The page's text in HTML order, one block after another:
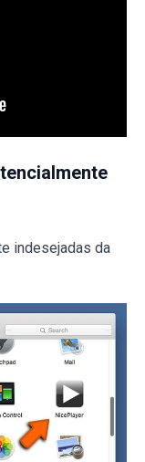
indesejadas da